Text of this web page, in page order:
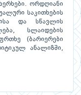
ორდღიანი
საკითხების
და სწავლის
სლაიდების
(ბარიერები
ანალიზში,